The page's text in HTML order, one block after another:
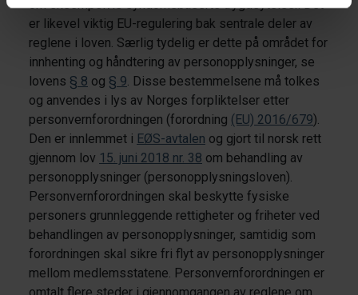
om eksempelvis sykdomsbaserte trygdeytelser. Det
er likevel viktig EU-regulering bak sentrale deler av
reglene i loven. Særlig tydelig er dette på området for
innhenting og håndtering av personopplysninger, se
lovens § 8 og § 9 . Disse bestemmelsene må tolkes
og anvendes i lys av Norges forpliktelser etter
personvernforordningen (forordning (EU) 2016/679).
Den er innlemmet i EØS-avtalen og gjort til norsk rett
gjennom lov 15. juni 2018 nr. 38 om behandling av
personopplysninger (personopplysningsloven).
Personvernforordningen skal beskytte fysiske
personers grunnleggende rettigheter og friheter ved
behandlingen av personopplysninger, samtidig som
forordningen skal sikre fri flyt av personopplysninger
mellom medlemsstatene. Personvernforordningen er
omtalt flere steder i gjennomgangen av reglene om